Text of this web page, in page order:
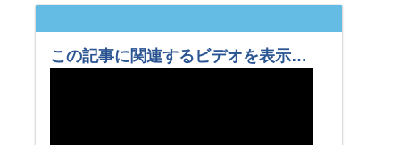
この記事に関連するビデオを表示…